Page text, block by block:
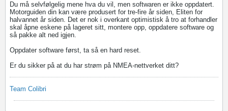
Du må selvfølgelig mene hva du vil, men softwaren er ikke oppdatert.
Motorguiden din kan være produsert for tre-fire år siden, Eliten for
halvannet år siden. Det er nok i overkant optimistisk å tro at forhandler
skal åpne eskene på lageret sitt, montere opp, oppdatere software og
så pakke alt ned igjen.
Oppdater software først, ta så en hard reset.
Er du sikker på at du har strøm på NMEA-nettverket ditt?
Team Colibri